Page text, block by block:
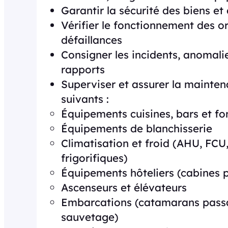
Garantir la sécurité des biens et
Vérifier le fonctionnement des
défaillances
Consigner les incidents,
rapports
Superviser et assurer la
suivants :
Équipements cuisines, bars et
Équipements de blanchisserie
Climatisation et froid (AHU,
frigorifiques)
Équipements hôteliers (cabines
Ascenseurs et élévateurs
Embarcations (catamarans
sauvetage)